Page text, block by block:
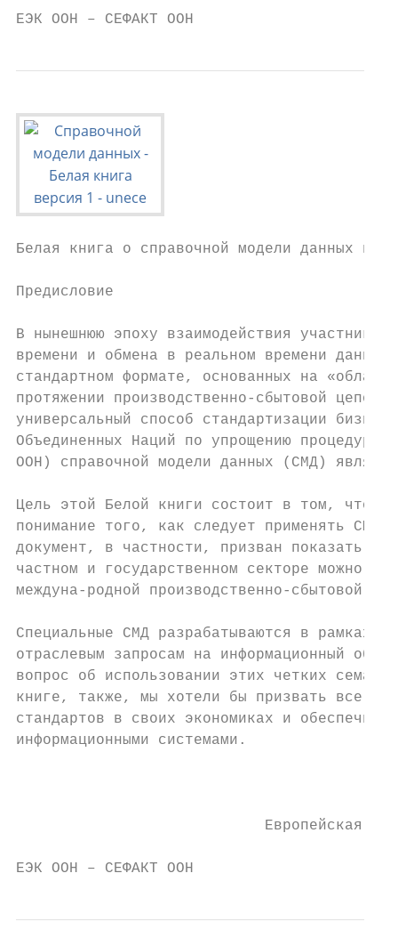
ЕЭК ООН – СЕФАКТ ООН
Белая книга о справочной модели данных в1
Предисловие
В нынешнюю эпоху взаимодействия
времени и обмена в реальном времени
стандартном формате, основанных на
протяжении производственно-сбытовой
универсальный способ стандартизации
Объединенных Наций по упрощению процедур
ООН) справочной модели данных (СМД)
Цель этой Белой книги состоит в том, чтобы
понимание того, как следует применять
документ, в частности, призван показать,
частном и государственном секторе можно
междуна-родной производственно-сбытовой
Специальные СМД разрабатываются в рамках
отраслевым запросам на информационный
вопрос об использовании этих четких
книге, также, мы хотели бы призвать все
стандартов в своих экономиках и
информационными системами.
Европейская
ЕЭК ООН – СЕФАКТ ООН